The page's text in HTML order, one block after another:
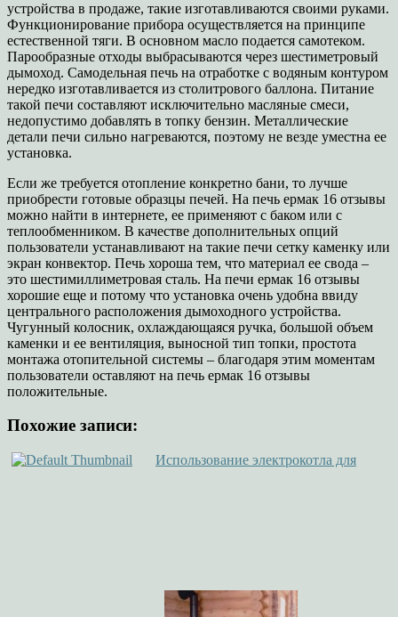
устройства в продаже, такие изготавливаются своими руками.
Функционирование прибора осуществляется на принципе
естественной тяги. В основном масло подается самотеком.
Парообразные отходы выбрасываются через шестиметровый
дымоход. Самодельная печь на отработке с водяным контуром
нередко изготавливается из столитрового баллона. Питание
такой печи составляют исключительно масляные смеси,
недопустимо добавлять в топку бензин. Металлические
детали печи сильно нагреваются, поэтому не везде уместна ее
установка.
Если же требуется отопление конкретно бани, то лучше
приобрести готовые образцы печей. На печь ермак 16 отзывы
можно найти в интернете, ее применяют с баком или с
теплообменником. В качестве дополнительных опций
пользователи устанавливают на такие печи сетку каменку или
экран конвектор. Печь хороша тем, что материал ее свода –
это шестимиллиметровая сталь. На печи ермак 16 отзывы
хорошие еще и потому что установка очень удобна ввиду
центрального расположения дымоходного устройства.
Чугунный колосник, охлаждающаяся ручка, большой объем
каменки и ее вентиляция, выносной тип топки, простота
монтажа отопительной системы – благодаря этим моментам
пользователи оставляют на печь ермак 16 отзывы
положительные.
Похожие записи:
Использование электрокотла для